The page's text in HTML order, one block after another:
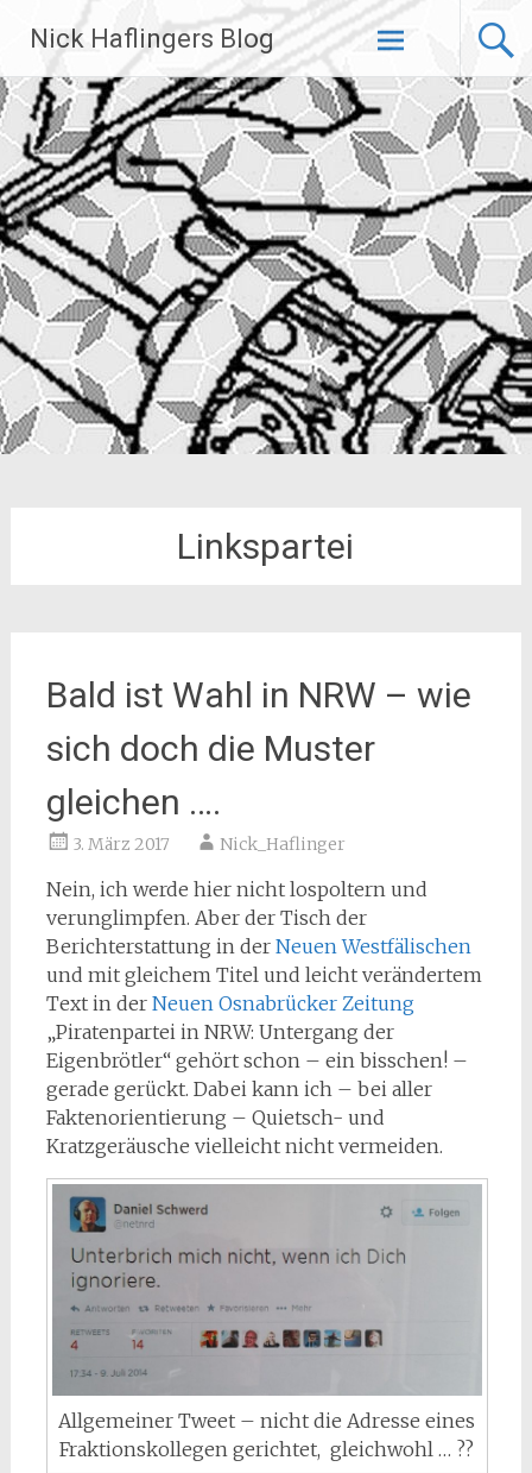
Inhalt
springen
Nick Haflingers Blog
Linkspartei
Bald ist Wahl in NRW – wie
sich doch die Muster
gleichen ….
3. März 2017 Nick_Haflinger
Nein, ich werde hier nicht lospoltern und
verunglimpfen. Aber der Tisch der
Berichterstattung in der Neuen Westfälischen
und mit gleichem Titel und leicht verändertem
Text in der Neuen Osnabrücker Zeitung
„Piratenpartei in NRW: Untergang der
Eigenbrötler“ gehört schon – ein bisschen! –
gerade gerückt. Dabei kann ich – bei aller
Faktenorientierung – Quietsch- und
Kratzgeräusche vielleicht nicht vermeiden.
Allgemeiner Tweet – nicht die Adresse eines
Fraktionskollegen gerichtet, gleichwohl … ??